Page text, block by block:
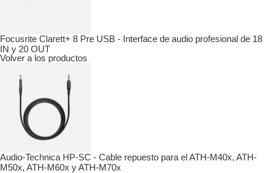
Focusrite Clarett+ 8 Pre USB - Interface de audio profesional de 18
IN y 20 OUT
Volver a los productos
Audio-Technica HP-SC - Cable repuesto para el ATH-M40x, ATH-
M50x, ATH-M60x y ATH-M70x